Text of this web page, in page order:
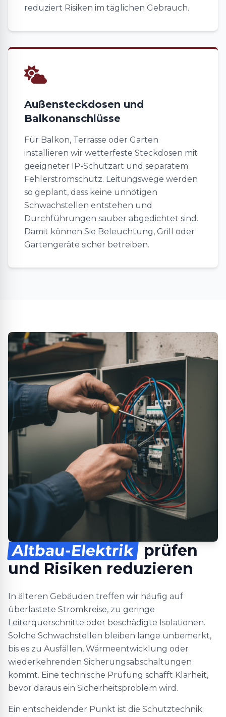
reduziert Risiken im täglichen Gebrauch.
Außensteckdosen und
Balkonanschlüsse
Für Balkon, Terrasse oder Garten
installieren wir wetterfeste Steckdosen mit
geeigneter IP-Schutzart und separatem
Fehlerstromschutz. Leitungswege werden
so geplant, dass keine unnötigen
Schwachstellen entstehen und
Durchführungen sauber abgedichtet sind.
Damit können Sie Beleuchtung, Grill oder
Gartengeräte sicher betreiben.
Altbau-Elektrik prüfen
und Risiken reduzieren
In älteren Gebäuden treffen wir häufig auf
überlastete Stromkreise, zu geringe
Leiterquerschnitte oder beschädigte Isolationen.
Solche Schwachstellen bleiben lange unbemerkt,
bis es zu Ausfällen, Wärmeentwicklung oder
wiederkehrenden Sicherungsabschaltungen
kommt. Eine technische Prüfung schafft Klarheit,
bevor daraus ein Sicherheitsproblem wird.
Ein entscheidender Punkt ist die Schutztechnik: